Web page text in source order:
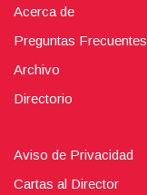
Acerca de
Preguntas Frecuentes
Archivo
Directorio
Aviso de Privacidad
Cartas al Director